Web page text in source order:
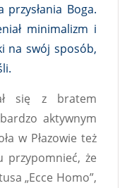
Boga.
minimalizm i
na swój sposób,
się z bratem
aktywnym
w Płazowie też
przypomnieć, że
„Ecce Homo”,